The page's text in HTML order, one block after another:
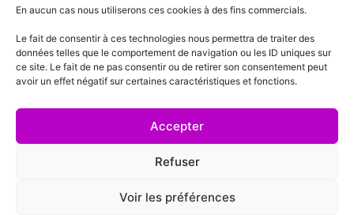
En aucun cas nous utiliserons ces cookies à des fins commercials.
Le fait de consentir à ces technologies nous permettra de traiter des
données telles que le comportement de navigation ou les ID uniques sur
ce site. Le fait de ne pas consentir ou de retirer son consentement peut
avoir un effet négatif sur certaines caractéristiques et fonctions.
Accepter
Refuser
Voir les préférences
Agence d'Angers
Agence de Lyon
Agence de Cannes